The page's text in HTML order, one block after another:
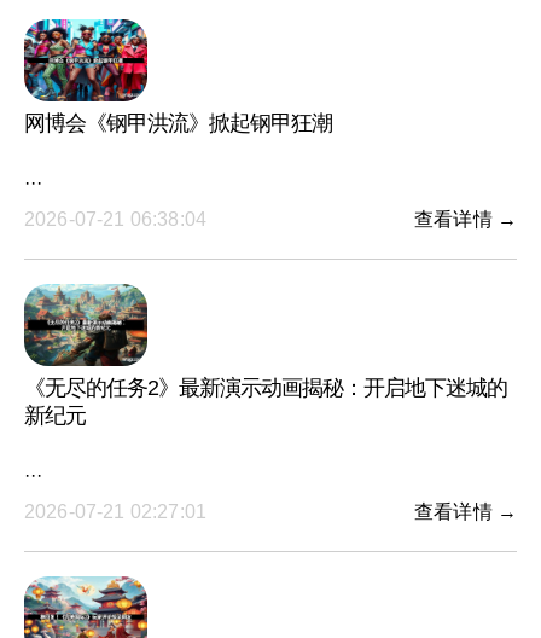
网博会《钢甲洪流》掀起钢甲狂潮
···
2026-07-21 06:38:04
查看详情 →
《无尽的任务2》最新演示动画揭秘：开启地下迷城的
新纪元
···
2026-07-21 02:27:01
查看详情 →